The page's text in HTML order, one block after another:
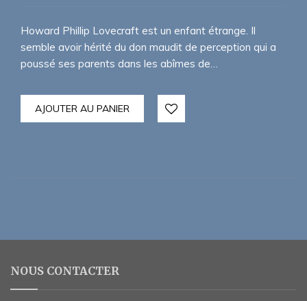
Howard Phillip Lovecraft est un enfant étrange. Il
semble avoir hérité du don maudit de perception qui a
poussé ses parents dans les abîmes de…
AJOUTER AU PANIER
NOUS CONTACTER